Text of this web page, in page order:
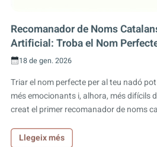
Recomanador de Noms
Artificial: Troba el Nom
18 de gen. 2026
Triar el nom perfecte per al teu nadó
més emocionants i, alhora, més difícils
creat el primer recomanador de noms
Llegeix més